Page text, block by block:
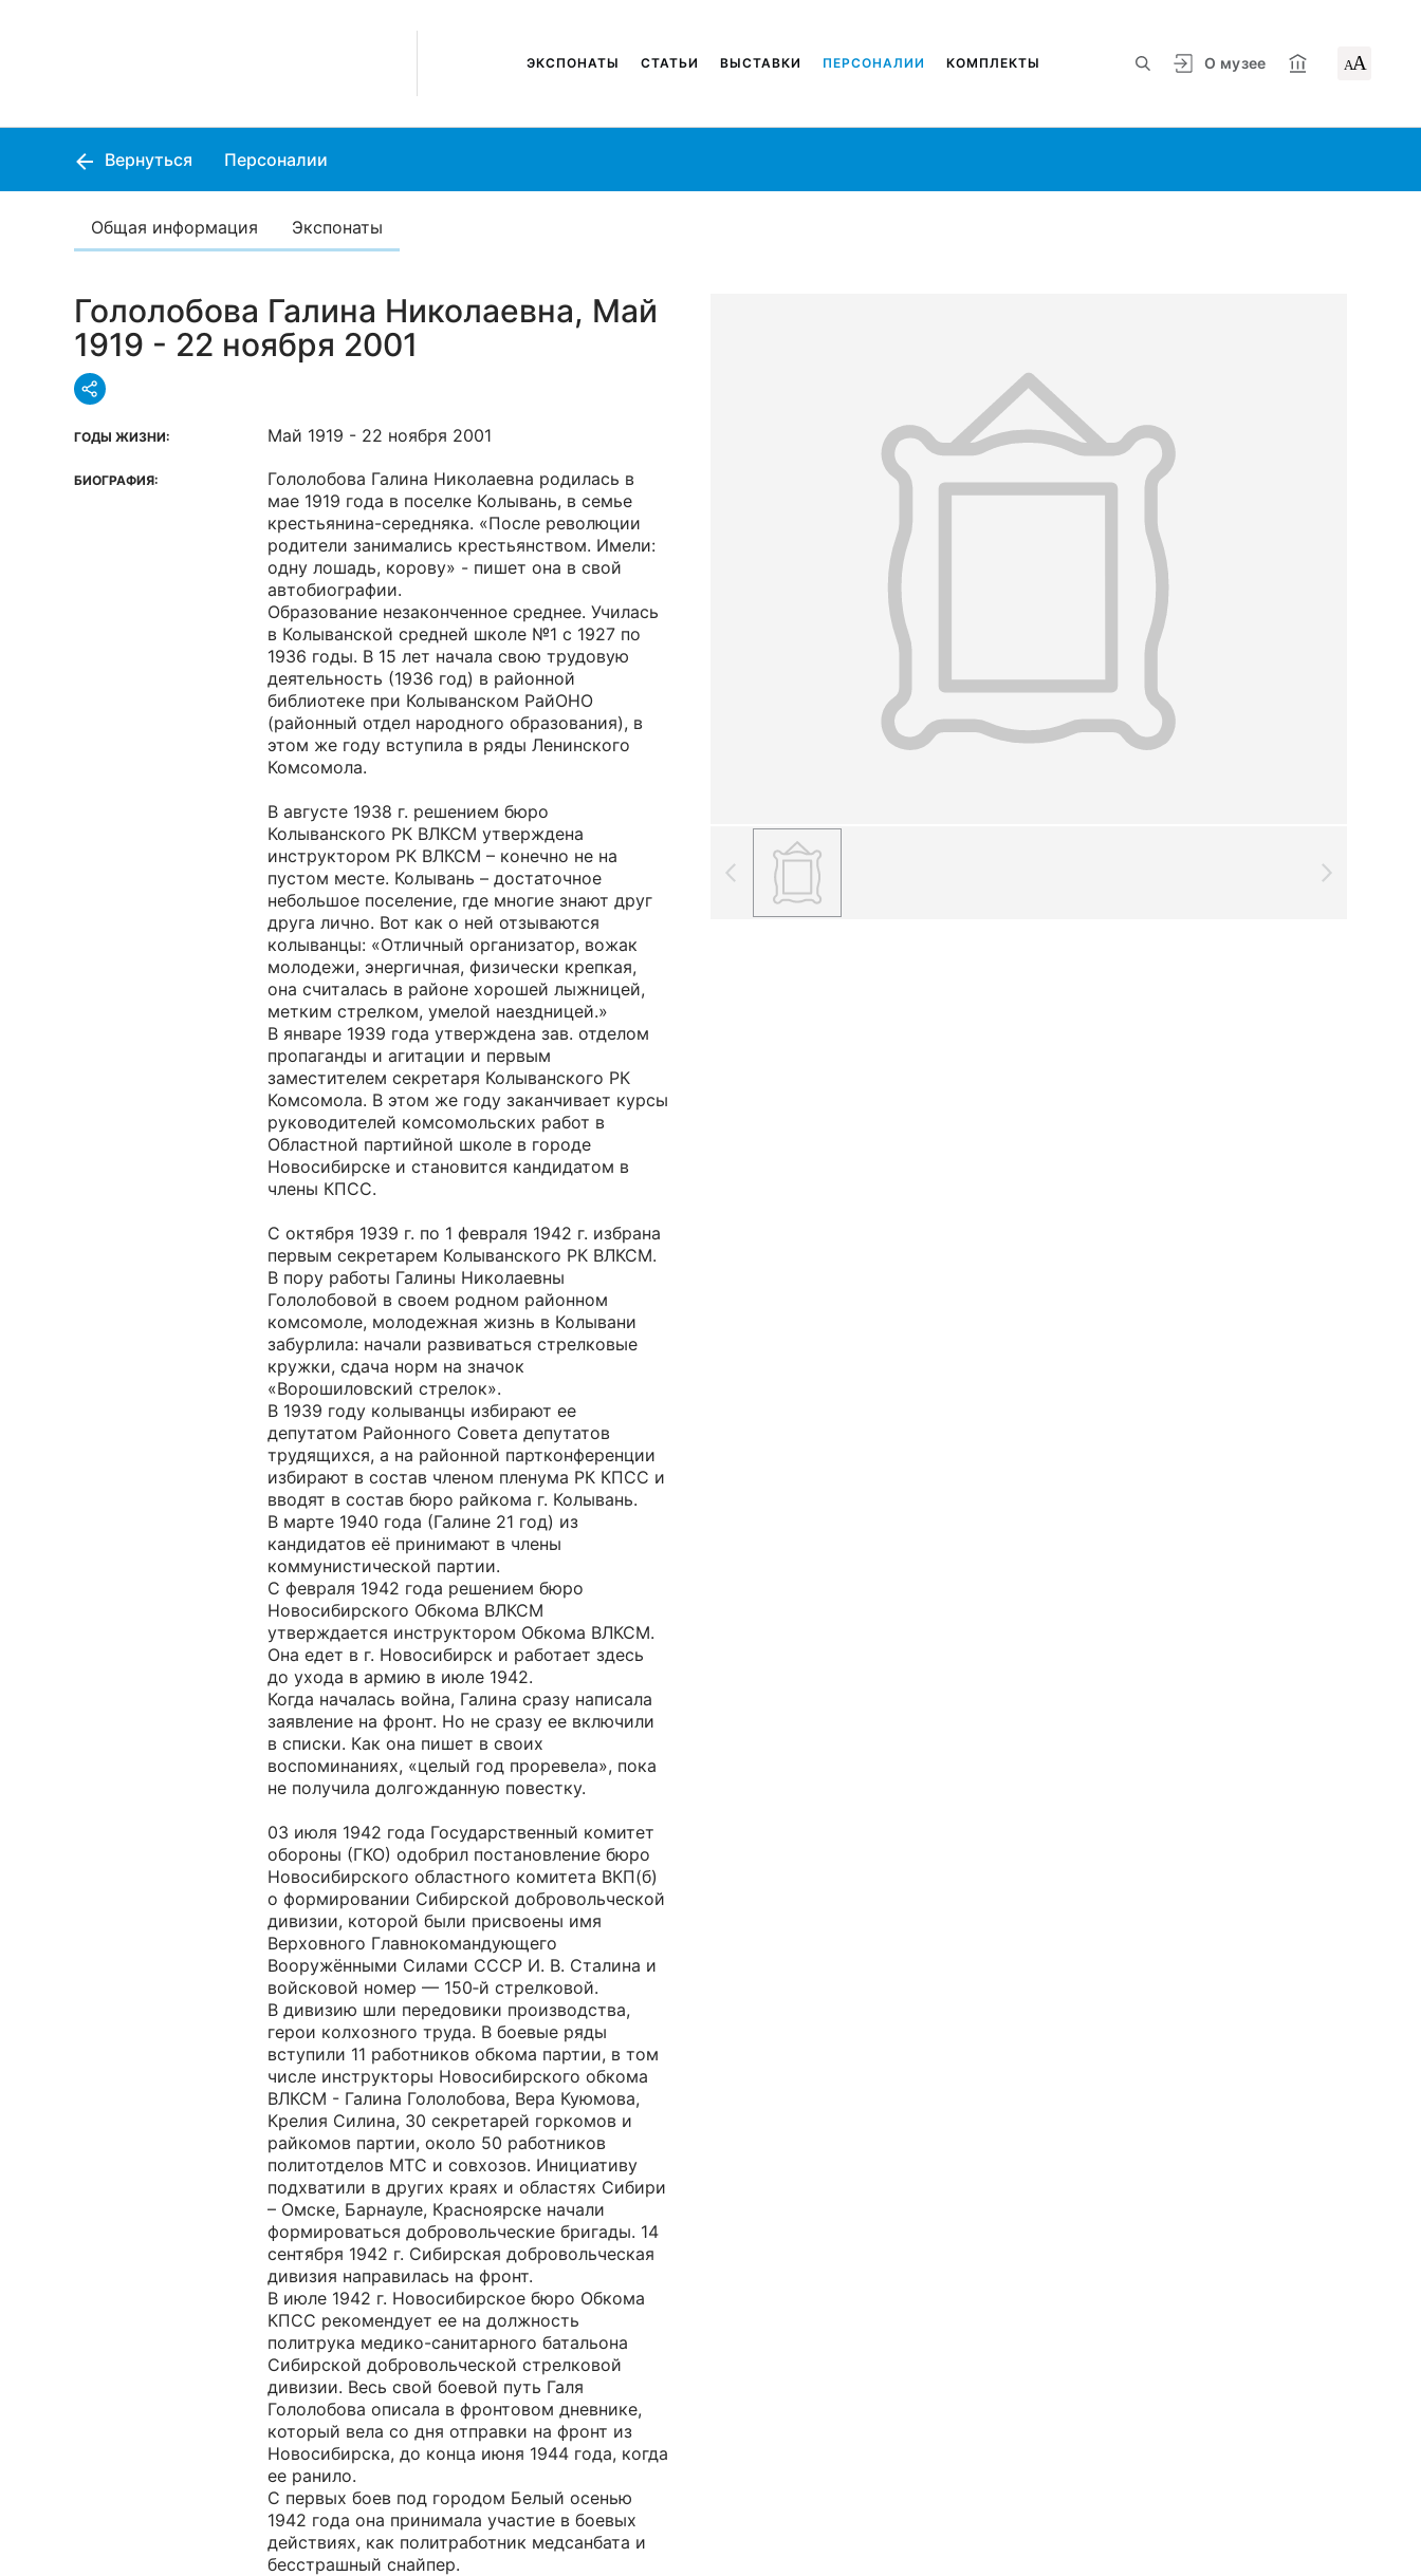
О музее АА
ЭКСПОНАТЫ СТАТЬИ ВЫСТАВКИ ПЕРСОНАЛИИ КОМПЛЕКТЫ
Вернуться Персоналии
Общая информация Экспонаты
Гололобова Галина Николаевна, Май
1919 - 22 ноября 2001
ГОДЫ ЖИЗНИ: Май 1919 - 22 ноября 2001
БИОГРАФИЯ:
Гололобова Галина Николаевна родилась в
мае 1919 года в поселке Колывань, в семье
крестьянина-середняка. «После революции
родители занимались крестьянством. Имели:
одну лошадь, корову» - пишет она в свой
автобиографии.
Образование незаконченное среднее. Училась
в Колыванской средней школе №1 с 1927 по
1936 годы. В 15 лет начала свою трудовую
деятельность (1936 год) в районной
библиотеке при Колыванском РайОНО
(районный отдел народного образования), в
этом же году вступила в ряды Ленинского
Комсомола.
В августе 1938 г. решением бюро
Колыванского РК ВЛКСМ утверждена
инструктором РК ВЛКСМ – конечно не на
пустом месте. Колывань – достаточное
небольшое поселение, где многие знают друг
друга лично. Вот как о ней отзываются
колыванцы: «Отличный организатор, вожак
молодежи, энергичная, физически крепкая,
она считалась в районе хорошей лыжницей,
метким стрелком, умелой наездницей.»
В январе 1939 года утверждена зав. отделом
пропаганды и агитации и первым
заместителем секретаря Колыванского РК
Комсомола. В этом же году заканчивает курсы
руководителей комсомольских работ в
Областной партийной школе в городе
Новосибирске и становится кандидатом в
члены КПСС.
С октября 1939 г. по 1 февраля 1942 г. избрана
первым секретарем Колыванского РК ВЛКСМ.
В пору работы Галины Николаевны
Гололобовой в своем родном районном
комсомоле, молодежная жизнь в Колывани
забурлила: начали развиваться стрелковые
кружки, сдача норм на значок
«Ворошиловский стрелок».
В 1939 году колыванцы избирают ее
депутатом Районного Совета депутатов
трудящихся, а на районной партконференции
избирают в состав членом пленума РК КПСС и
вводят в состав бюро райкома г. Колывань.
В марте 1940 года (Галине 21 год) из
кандидатов её принимают в члены
коммунистической партии.
С февраля 1942 года решением бюро
Новосибирского Обкома ВЛКСМ
утверждается инструктором Обкома ВЛКСМ.
Она едет в г. Новосибирск и работает здесь
до ухода в армию в июле 1942.
Когда началась война, Галина сразу написала
заявление на фронт. Но не сразу ее включили
в списки. Как она пишет в своих
воспоминаниях, «целый год проревела», пока
не получила долгожданную повестку.
03 июля 1942 года Государственный комитет
обороны (ГКО) одобрил постановление бюро
Новосибирского областного комитета ВКП(б)
о формировании Сибирской добровольческой
дивизии, которой были присвоены имя
Верховного Главнокомандующего
Вооружёнными Силами СССР И. В. Сталина и
войсковой номер — 150‑й стрелковой.
В дивизию шли передовики производства,
герои колхозного труда. В боевые ряды
вступили 11 работников обкома партии, в том
числе инструкторы Новосибирского обкома
ВЛКСМ - Галина Гололобова, Вера Куюмова,
Крелия Силина, 30 секретарей горкомов и
райкомов партии, около 50 работников
политотделов МТС и совхозов. Инициативу
подхватили в других краях и областях Сибири
– Омске, Барнауле, Красноярске начали
формироваться добровольческие бригады. 14
сентября 1942 г. Сибирская добровольческая
дивизия направилась на фронт.
В июле 1942 г. Новосибирское бюро Обкома
КПСС рекомендует ее на должность
политрука медико-санитарного батальона
Сибирской добровольческой стрелковой
дивизии. Весь свой боевой путь Галя
Гололобова описала в фронтовом дневнике,
который вела со дня отправки на фронт из
Новосибирска, до конца июня 1944 года, когда
ее ранило.
С первых боев под городом Белый осенью
1942 года она принимала участие в боевых
действиях, как политработник медсанбата и
бесстрашный снайпер.